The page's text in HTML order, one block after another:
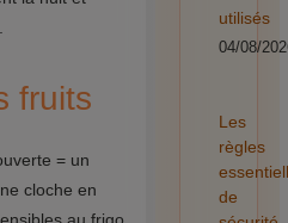
fruits
= un
cloche en
utilisés
04/08/
Les
règles
de